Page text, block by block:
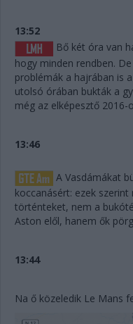
13:52
Bő két óra van
hogy minden rendben.
problémák a hajrában is
utolsó órában bukták a
még az elképesztő 2016-
13:46
A Vasdámákat
koccanásért: ezek
történteket, nem a
Aston elől, hanem ők
13:44
Na ő közeledik Le Mans